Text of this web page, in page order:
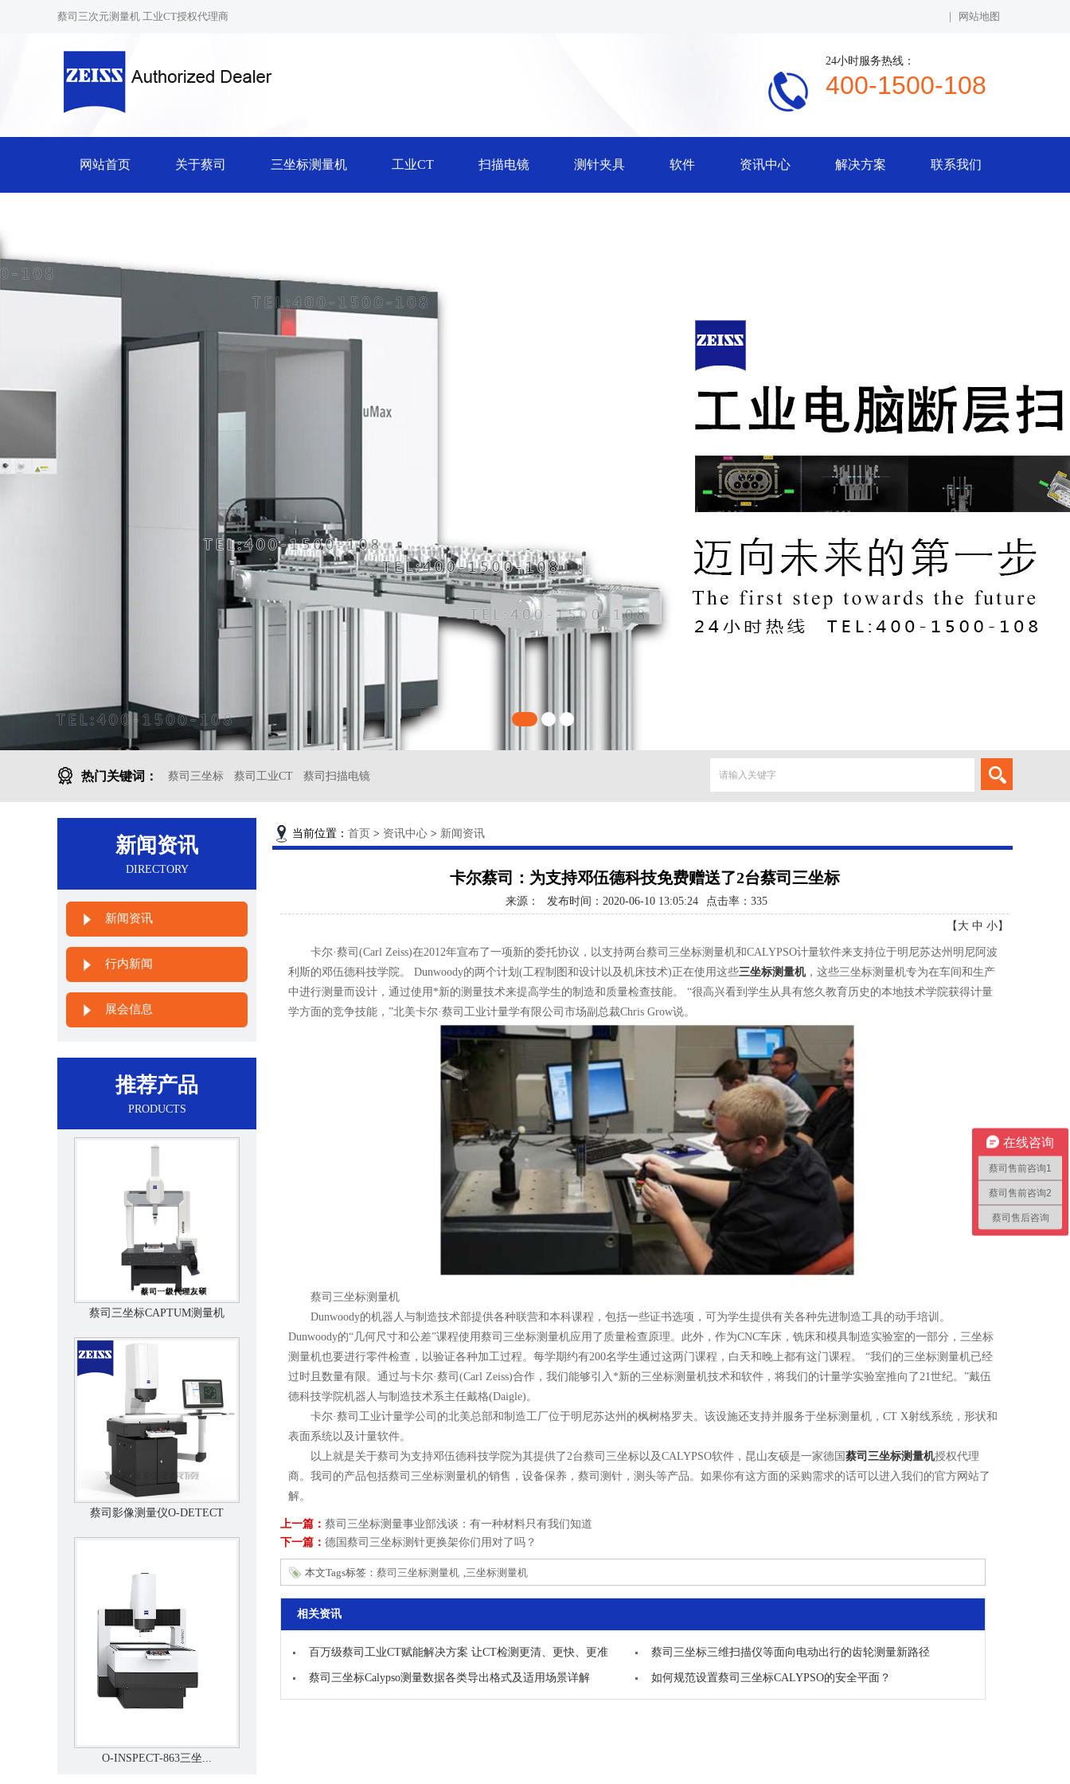
蔡司三次元测量机 工业CT授权代理商 网站地图
24小时服务热线：
400-1500-108
网站首页 关于蔡司 三坐标测量机 工业CT 扫描电镜 测针夹具 软件 资讯中心 解决方案 联系我们
热门关键词： 蔡司三坐标 蔡司工业CT 蔡司扫描电镜
新闻资讯
DIRECTORY
新闻资讯
行内新闻
展会信息
推荐产品
PRODUCTS
蔡司三坐标CAPTUM测量机
蔡司影像测量仪O-DETECT
O-INSPECT-863三坐...
当前位置： 首页 > 资讯中心 > 新闻资讯
卡尔蔡司：为支持邓伍德科技免费赠送了2台蔡司三坐标
来源： 发布时间：2020-06-10 13:05:24 点击率： 335
【 大 中 小】
卡尔·蔡司(Carl Zeiss)在2012年宣布了一项新的委托协议，以支持两台蔡司三坐标测量机和CALYPSO计量软件来支持位于明尼苏达州明尼阿波
利斯的邓伍德科技学院。 Dunwoody的两个计划(工程制图和设计以及机床技术)正在使用这些三坐标测量机，这些三坐标测量机专为在车间和生产
中进行测量而设计，通过使用*新的测量技术来提高学生的制造和质量检查技能。 “很高兴看到学生从具有悠久教育历史的本地技术学院获得计量
学方面的竞争技能，”北美卡尔·蔡司工业计量学有限公司市场副总裁Chris Grow说。
蔡司三坐标测量机
Dunwoody的机器人与制造技术部提供各种联营和本科课程，包括一些证书选项，可为学生提供有关各种先进制造工具的动手培训。
Dunwoody的“几何尺寸和公差”课程使用蔡司三坐标测量机应用了质量检查原理。此外，作为CNC车床，铣床和模具制造实验室的一部分，三坐标
测量机也要进行零件检查，以验证各种加工过程。每学期约有200名学生通过这两门课程，白天和晚上都有这门课程。 “我们的三坐标测量机已经
过时且数量有限。通过与卡尔·蔡司(Carl Zeiss)合作，我们能够引入*新的三坐标测量机技术和软件，将我们的计量学实验室推向了21世纪。”戴伍
德科技学院机器人与制造技术系主任戴格(Daigle)。
卡尔·蔡司工业计量学公司的北美总部和制造工厂位于明尼苏达州的枫树格罗夫。该设施还支持并服务于坐标测量机，CT X射线系统，形状和
表面系统以及计量软件。
以上就是关于蔡司为支持邓伍德科技学院为其提供了2台蔡司三坐标以及CALYPSO软件，昆山友硕是一家德国 蔡司三坐标测量机授权代理
商。我司的产品包括蔡司三坐标测量机的销售，设备保养，蔡司测针，测头等产品。如果你有这方面的采购需求的话可以进入我们的官方网站了
解。
上一篇： 蔡司三坐标测量事业部浅谈：有一种材料只有我们知道
下一篇： 德国蔡司三坐标测针更换架你们用对了吗？
本文Tags标签： 蔡司三坐标测量机 ,三坐标测量机
相关资讯
百万级蔡司工业CT赋能解决方案 让CT检测更清、更快、更准 蔡司三坐标三维扫描仪等面向电动出行的齿轮测量新路径
蔡司三坐标Calypso测量数据各类导出格式及适用场景详解 如何规范设置蔡司三坐标CALYPSO的安全平面？
在线咨询
蔡司售前咨询1
蔡司售前咨询2
蔡司售后咨询